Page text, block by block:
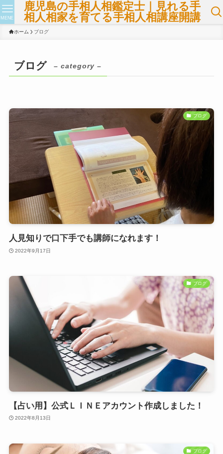
鹿児島の手相人相鑑定士｜見れる手
相人相家を育てる手相人相講座開講
MENE
ホーム ブログ
ブログ – category –
ブログ
人見知りで口下手でも講師になれます！
2022年9月17日
ブログ
【占い用】公式ＬＩＮＥアカウント作成しました！
2022年8月13日
ブログ